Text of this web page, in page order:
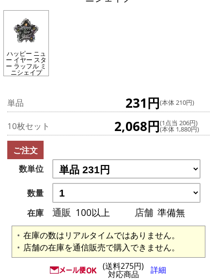
ハッピー ニュ
ー イヤー スタ
ー ラッフル ミ
ニシェイプ
単品 231円(本体 210円)
10枚セット 2,068円(1点当 206円)
(本体 1,880円)
ご注文
数単位
数量
在庫
通販 100以上 店舗 準備無
在庫の数はリアルタイムではありません。
店舗の在庫を通信販売で購入できません。
(送料275円)
対応商品 詳細